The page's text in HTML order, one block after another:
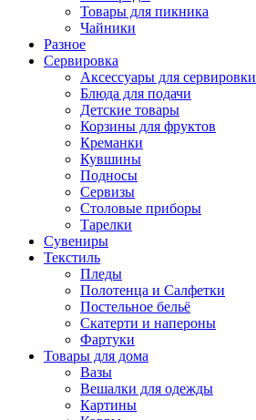
Товары для пикника
Чайники
Разное
Сервировка
Аксессуары для сервировки
Блюда для подачи
Детские товары
Корзины для фруктов
Креманки
Кувшины
Подносы
Сервизы
Столовые приборы
Тарелки
Сувениры
Текстиль
Пледы
Полотенца и Салфетки
Постельное бельё
Скатерти и напероны
Фартуки
Товары для дома
Вазы
Вешалки для одежды
Картины